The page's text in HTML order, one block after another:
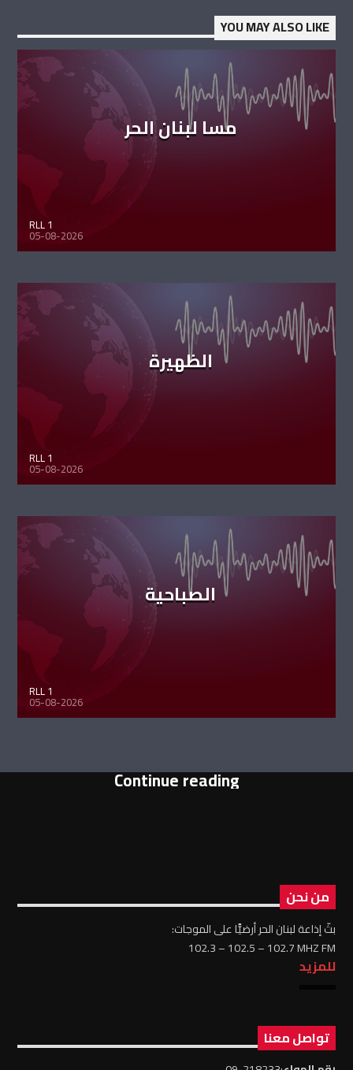
YOU MAY ALSO LIKE
مسا لبنان الحر
RLL 1
05-08-2026
الظهيرة
RLL 1
05-08-2026
الصباحية
RLL 1
05-08-2026
Continue reading
من نحن
بثّ إذاعة لبنان الحر أرضيًّا على الموجات:
102.3 – 102.5 – 102.7 MHZ FM
للمزيد
تواصل معنا